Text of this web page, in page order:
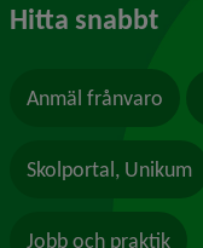
Hitta snabbt
Anmäl frånvaro
Skolportal, Unikum
Jobb och praktik